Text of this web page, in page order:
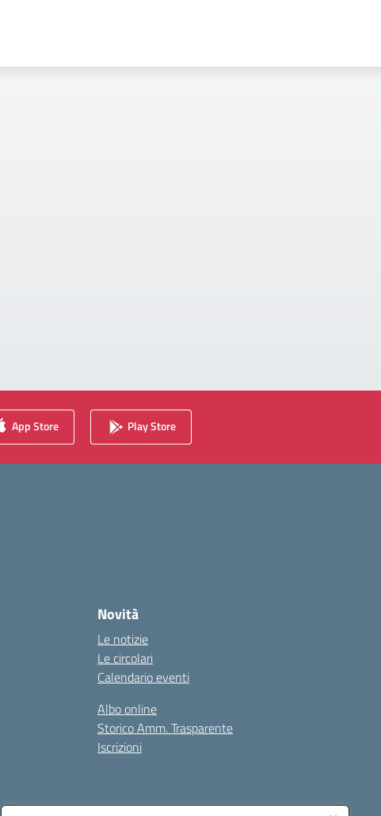
App Store Play Store
Novità
Le notizie
Le circolari
Calendario eventi
Albo online
Storico Amm. Trasparente
Iscrizioni